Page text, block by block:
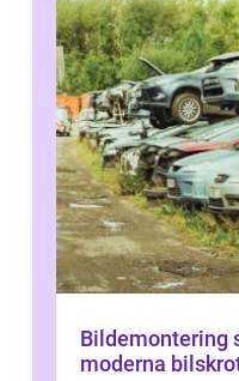
Bildemontering
moderna